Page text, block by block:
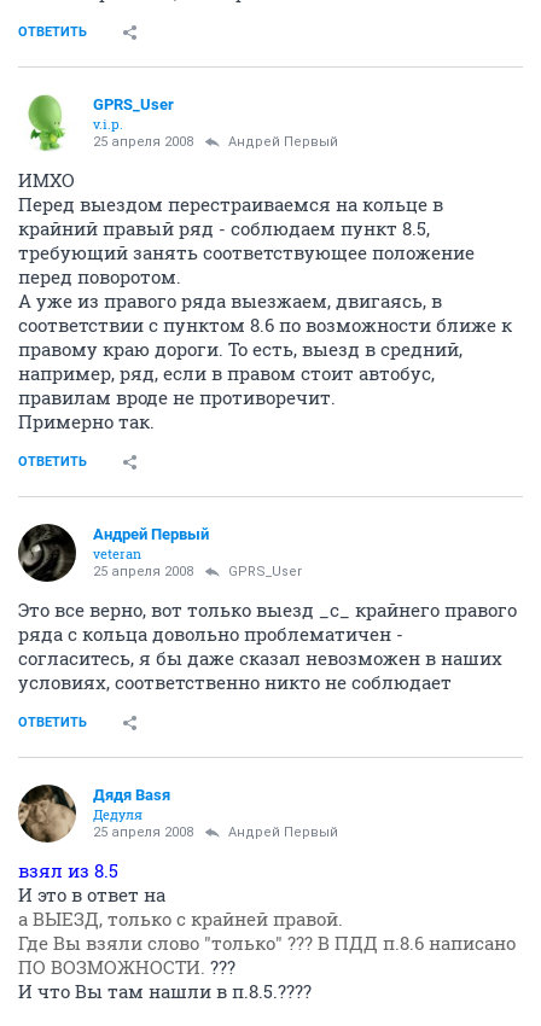
ОТВЕТИТЬ
GPRS_User
v.i.p.
25 апреля 2008 Андрей Первый
ИМХО
Перед выездом перестраиваемся на кольце в
крайний правый ряд - соблюдаем пункт 8.5,
требующий занять соответствующее положение
перед поворотом.
А уже из правого ряда выезжаем, двигаясь, в
соответствии с пунктом 8.6 по возможности ближе к
правому краю дороги. То есть, выезд в средний,
например, ряд, если в правом стоит автобус,
правилам вроде не противоречит.
Примерно так.
ОТВЕТИТЬ
Андрей Первый
veteran
25 апреля 2008 GPRS_User
Это все верно, вот только выезд _с_ крайнего правого
ряда с кольца довольно проблематичен -
согласитесь, я бы даже сказал невозможен в наших
условиях, соответственно никто не соблюдает
ОТВЕТИТЬ
Дядя Ваsя
Дедуля
25 апреля 2008 Андрей Первый
взял из 8.5
И это в ответ на
а ВЫЕЗД, только с крайней правой.
Где Вы взяли слово "только" ??? В ПДД п.8.6 написано
ПО ВОЗМОЖНОСТИ. ???
И что Вы там нашли в п.8.5.????